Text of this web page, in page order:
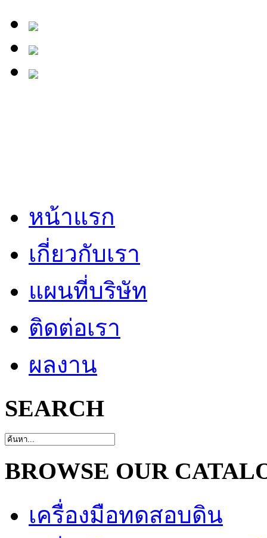
หน้าแรก
เกี่ยวกับเรา
แผนที่บริษัท
ติดต่อเรา
ผลงาน
SEARCH
BROWSE OUR
เครื่องมือทดสอบดิน